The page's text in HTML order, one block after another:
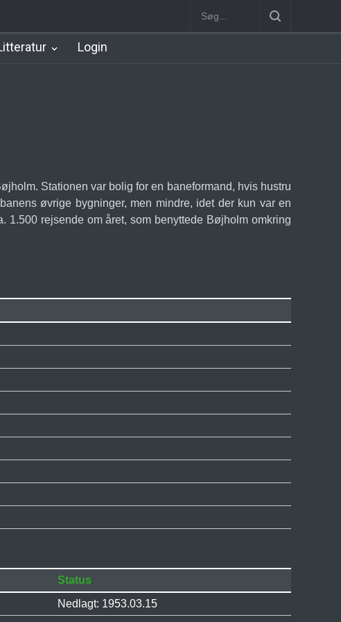
Nørrebro B Station [1886-1930] Nørrebro A Station
Login
Stationen var bolig for en baneformand, hvis hustru
øvrige bygninger, men mindre, idet der kun var en
rejsende om året, som benyttede Bøjholm omkring
Status
Nedlagt: 1953.03.15